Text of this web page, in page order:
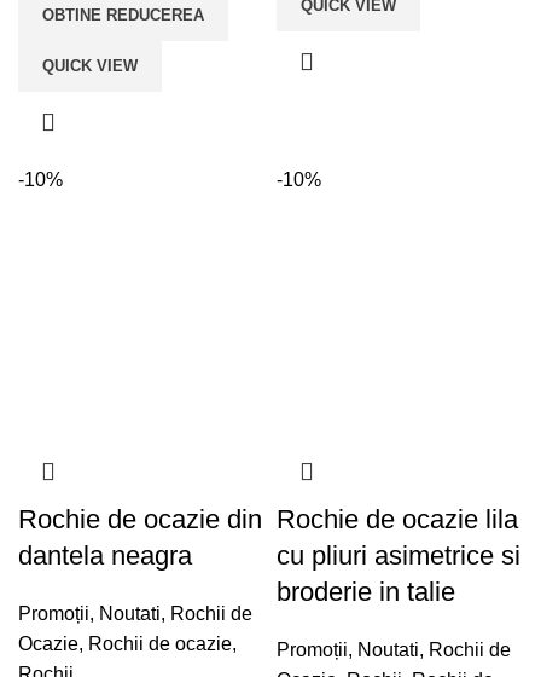
OBTINE REDUCEREA
QUICK VIEW
QUICK VIEW
-10%
Rochie de ocazie din
dantela neagra
Promoții, Noutati, Rochii de
Ocazie, Rochii de ocazie,
-10%
Rochie de ocazie lila
cu pliuri asimetrice si
broderie in talie
Promoții, Noutati, Rochii de